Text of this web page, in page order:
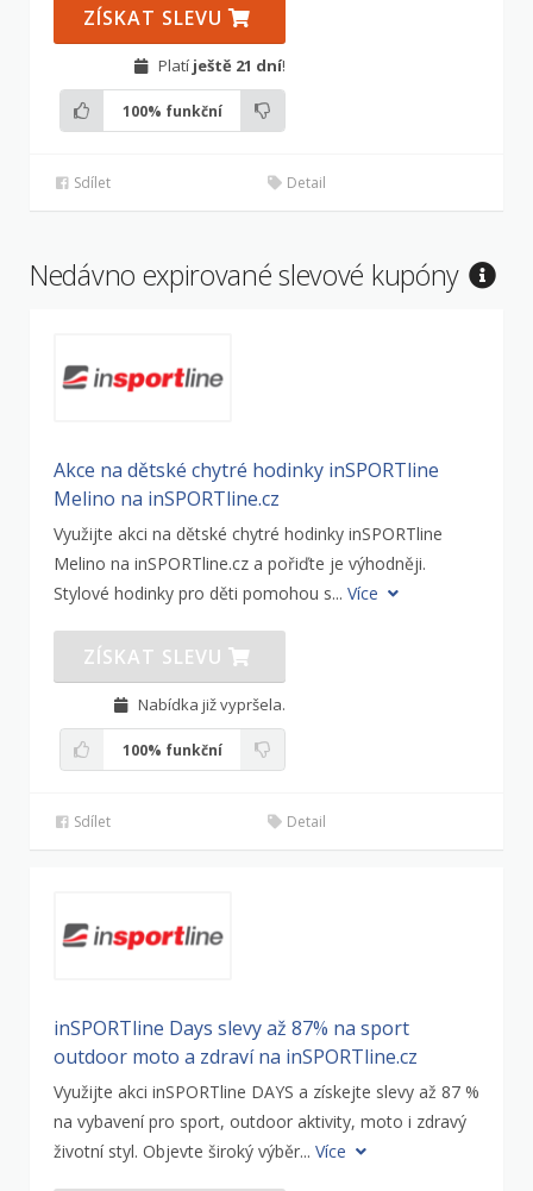
ZÍSKAT SLEVU
Platí ještě 21 dní!
100% funkční
Sdílet Detail
Nedávno expirované slevové kupóny
Akce na dětské chytré hodinky inSPORTline
Melino na inSPORTline.cz
Využijte akci na dětské chytré hodinky inSPORTline
Melino na inSPORTline.cz a pořiďte je výhodněji.
Stylové hodinky pro děti pomohou s... Více
ZÍSKAT SLEVU
Nabídka již vypršela.
100% funkční
Sdílet Detail
inSPORTline Days slevy až 87% na sport
outdoor moto a zdraví na inSPORTline.cz
Využijte akci inSPORTline DAYS a získejte slevy až 87 %
na vybavení pro sport, outdoor aktivity, moto i zdravý
životní styl. Objevte široký výběr... Více